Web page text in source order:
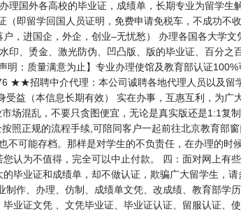
理国外各高校的毕业证，成绩单，长期专业为留学生
即留学回国人员证明，免费申请免税车，不成功不
，进国企，外企，创业–无忧愁） 办理各国各大学
印、烫金、激光防伪、凹凸版、版的毕业证、百分
：质量满意为止】专业办理使馆及教育部认证
★★招聘中介代理：本公司诚聘各地代理人员以及留
益（本信息长期有效） 实在办事，互惠互利，为广
混乱，不要只贪图便宜，无论是真实版还是1:1复
正规的流程手续,可陪同客户一起前往北京教育部窗
不可能存档。那样是对学生的不负责任，在办理的
认为不值得，完全可以中止付款。 四：面对网上有
毕业证和成绩单，却不做认证，欺骗广大留学生，
作、办理、仿制、成绩单文凭、改成绩、教育部学
业证文凭 、文凭毕业证、毕业证认证、留服认证、